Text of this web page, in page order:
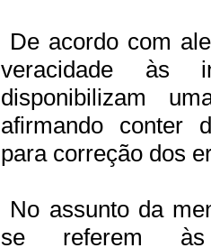
De acordo com
veracidade às
disponibilizam
afirmando conter
para correção dos
No assunto da
se referem às